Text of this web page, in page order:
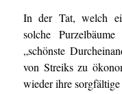
In der Tat, welch
solche
„schönste
von Streiks zu
wieder ihre